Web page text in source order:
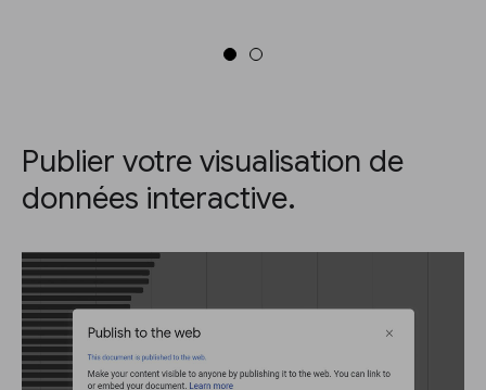
Publier votre visualisation de
données interactive.